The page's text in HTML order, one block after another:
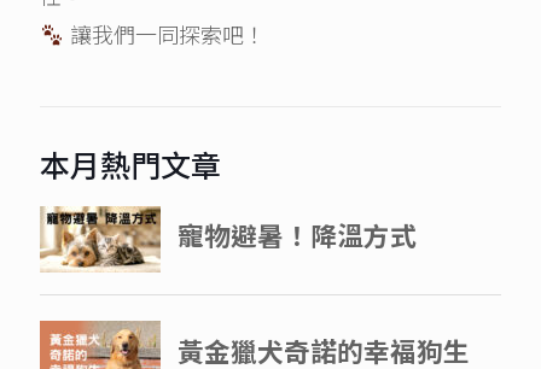
讓我們一同探索吧！
本月熱門文章